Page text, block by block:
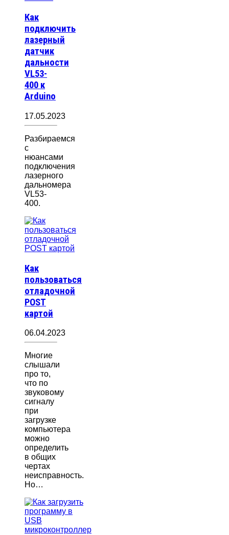
Как
подключить
лазерный
датчик
дальности
VL53-
400 к
Arduino
17.05.2023
Разбираемся
с
нюансами
подключения
лазерного
дальномера
VL53-
400.
Как
пользоваться
отладочной
POST
картой
06.04.2023
Многие
слышали
про то,
что по
звуковому
сигналу
при
загрузке
компьютера
можно
определить
в общих
чертах
неисправность.
Но…